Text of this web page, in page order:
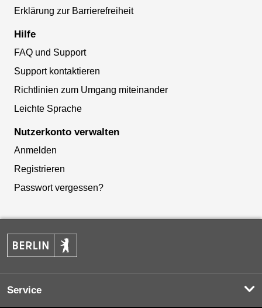
Erklärung zur Barrierefreiheit
Hilfe
FAQ und Support
Support kontaktieren
Richtlinien zum Umgang miteinander
Leichte Sprache
Nutzerkonto verwalten
Anmelden
Registrieren
Passwort vergessen?
Service